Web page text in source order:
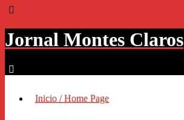
Jornal Montes Claros
Inicio / Home Page